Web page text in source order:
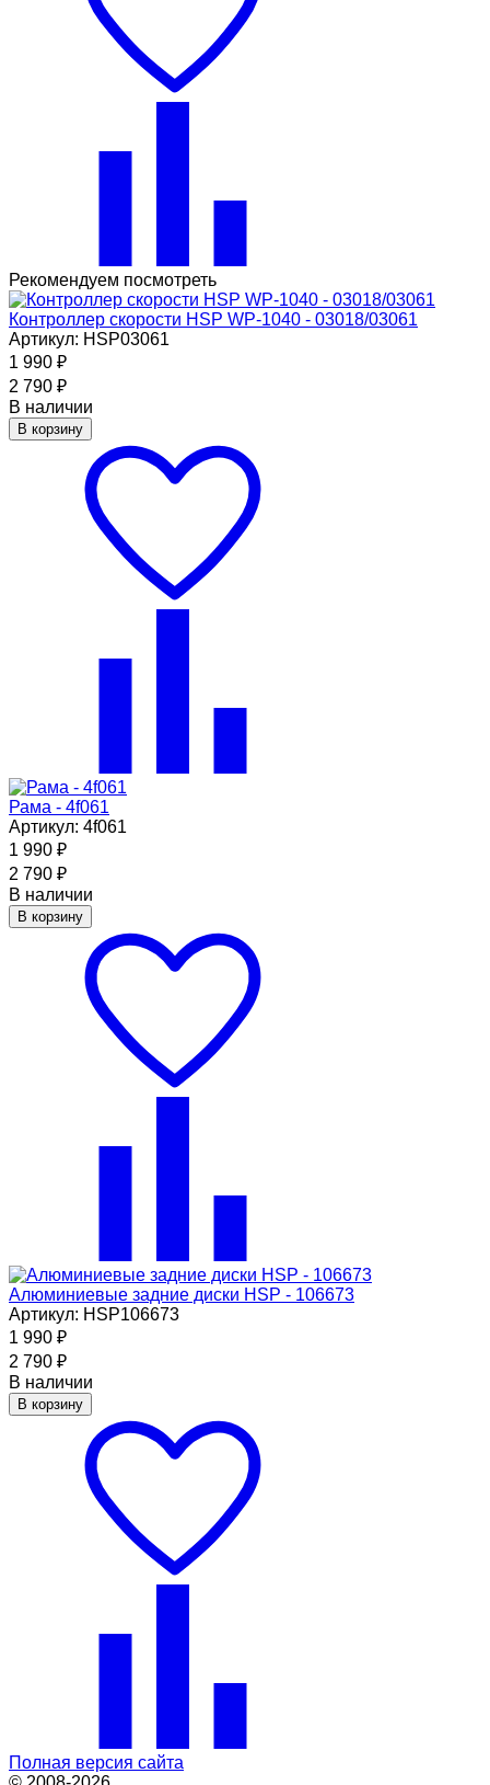
Рекомендуем посмотреть
Контроллер скорости HSP WP-1040 - 03018/03061
Артикул: HSP03061
1 990 ₽
2 790 ₽
В наличии
В корзину
Рама - 4f061
Артикул: 4f061
1 990 ₽
2 790 ₽
В наличии
В корзину
Алюминиевые задние диски HSP - 106673
Артикул: HSP106673
1 990 ₽
2 790 ₽
В наличии
В корзину
Полная версия сайта